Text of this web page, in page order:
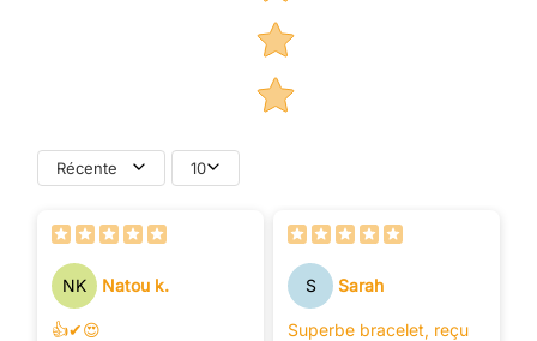
Récente 10
NK Natou k.
👍✔😍
S Sarah
Superbe bracelet, reçu